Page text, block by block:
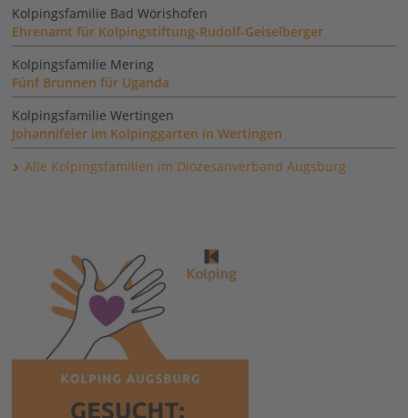
Kolpingsfamilie Bad Wörishofen
Ehrenamt für Kolpingstiftung-Rudolf-Geiselberger
Kolpingsfamilie Mering
Fünf Brunnen für Uganda
Kolpingsfamilie Wertingen
Johannifeier im Kolpinggarten in Wertingen
Alle Kolpingsfamilien im Diözesanverband Augsburg